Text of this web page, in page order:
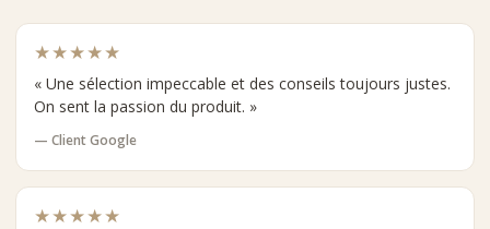
★★★★★
« Une sélection impeccable et des conseils toujours justes.
On sent la passion du produit. »
— Client Google
★★★★★